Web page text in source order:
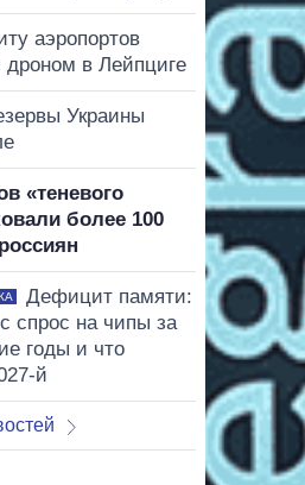
аэропортов
дроном в Лейпциге
Украины
«теневого
более 100
Дефицит памяти:
спрос на чипы за
годы и что
й